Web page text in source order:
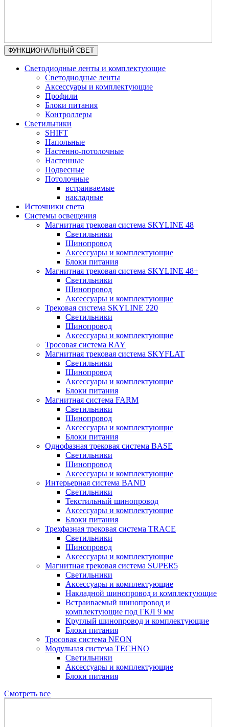
ФУНКЦИОНАЛЬНЫЙ СВЕТ
Светодиодные ленты и комплектующие
Светодиодные ленты
Аксессуары и комплектующие
Профили
Блоки питания
Контроллеры
Светильники
SHIFT
Напольные
Настенно-потолочные
Настенные
Подвесные
Потолочные
встраиваемые
накладные
Источники света
Системы освещения
Магнитная трековая система SKYLINE 48
Светильники
Шинопровод
Аксессуары и комплектующие
Блоки питания
Магнитная трековая система SKYLINE 48+
Светильники
Шинопровод
Аксессуары и комплектующие
Трековая система SKYLINE 220
Светильники
Шинопровод
Аксессуары и комплектующие
Тросовая система RAY
Магнитная трековая система SKYFLAT
Светильники
Шинопровод
Аксессуары и комплектующие
Блоки питания
Магнитная система FARM
Светильники
Шинопровод
Аксессуары и комплектующие
Блоки питания
Однофазная трековая система BASE
Светильники
Шинопровод
Аксессуары и комплектующие
Интерьерная система BAND
Светильники
Текстильный шинопровод
Аксессуары и комплектующие
Блоки питания
Трехфазная трековая система TRACE
Светильники
Шинопровод
Аксессуары и комплектующие
Магнитная трековая система SUPER5
Светильники
Аксессуары и комплектующие
Накладной шинопровод и комплектующие
Встраиваемый шинопровод и
комплектующие под ГКЛ 9 мм
Круглый шинопровод и комплектующие
Блоки питания
Тросовая система NEON
Модульная система TECHNO
Светильники
Аксессуары и комплектующие
Блоки питания
Смотреть все